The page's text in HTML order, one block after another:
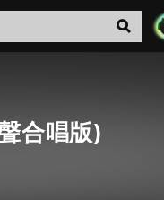
合唱版)